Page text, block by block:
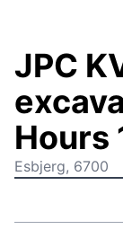
JPC
Hours
Esbjerg, 6700